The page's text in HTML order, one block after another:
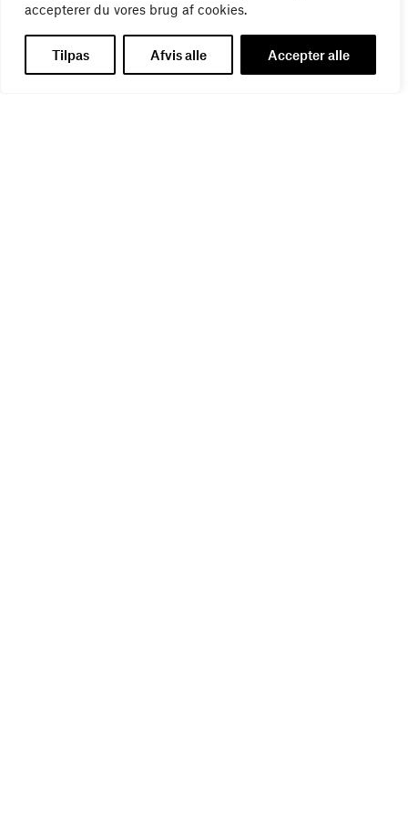
accepterer du vores brug af cookies.
Tilpas Afvis alle Accepter alle